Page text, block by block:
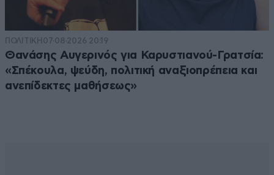
ΠΟΛΙΤΙΚΗ 07·08·2026 20:19
Θανάσης Αυγερινός για Καρυστιανού-Γρατσία:
«Σπέκουλα, ψεύδη, πολιτική αναξιοπρέπεια και
ανεπίδεκτες μαθήσεως»